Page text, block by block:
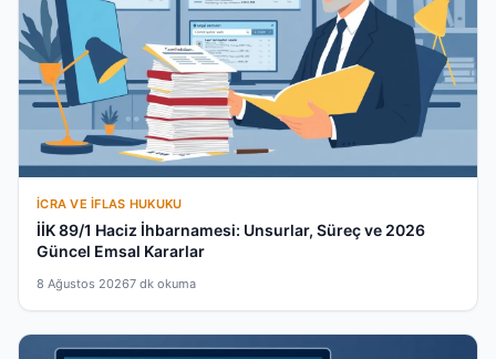
İCRA VE İFLAS HUKUKU
İİK 89/1 Haciz İhbarnamesi: Unsurlar, Süreç ve 2026
Güncel Emsal Kararlar
8 Ağustos 20267 dk okuma